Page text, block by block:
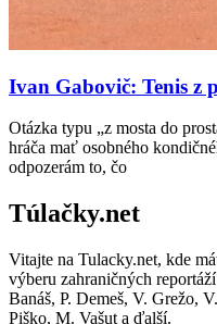
Ivan Gabovič: Tenis
Otázka typu „z mosta do
hráča mať osobného
odpozerám to, čo
Túlačky.net
Vitajte na Tulacky.net, kde
výberu zahraničných
Banáš, P. Demeš, V. Grežo,
Piško, M. Vašut a ďalší.